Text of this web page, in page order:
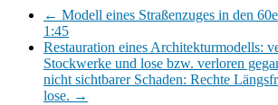
← Modell eines Straßenzuges in den
1:45
Restauration eines Architekturmodells:
Stockwerke und lose bzw. verloren
nicht sichtbarer Schaden: Rechte
lose. →